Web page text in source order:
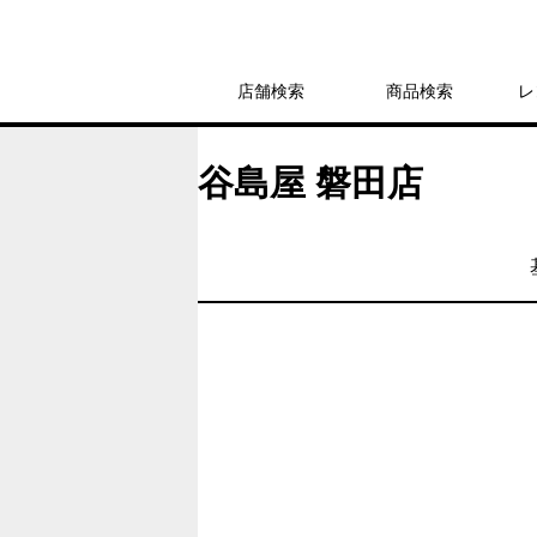
店舗検索 商品検索
谷島屋 磐田店